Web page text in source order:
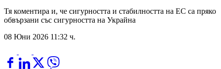
Тя коментира и, че сигурността и стабилността на ЕС са пряко
обвързани със сигурността на Украйна
08 Юни 2026 11:32 ч.